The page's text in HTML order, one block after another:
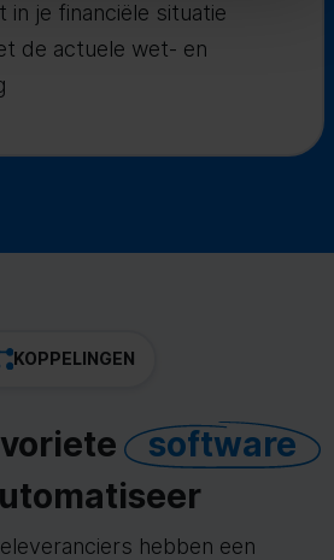
in je financiële situatie
de actuele wet- en
KOPPELINGEN
software
hebben een